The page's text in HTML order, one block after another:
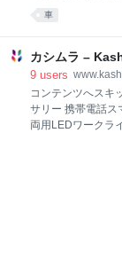
もに、感染拡大防
ます。 弊社では
め、弊社商品に関
時停止しており、
今般、5月25日政
的に通常勤務に移
10時～12時、13時
車
カシムラ –
9 users
コンテンツへスキ
サリー 携帯電話ス
両用LEDワークラ